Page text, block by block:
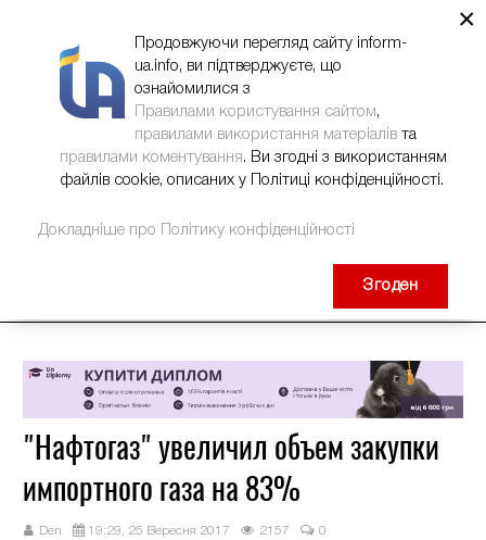
"Нафтогаз" увеличил объем закупки
импортного газа на 83%
Den 19:29, 25 Вересня 2017 2157 0
×
Продовжуючи перегляд сайту inform-
ua.info, ви підтверджуєте, що
ознайомилися з
Правилами користування сайтом,
правилами використання матеріалів та
правилами коментування. Ви згодні з використанням
файлів cookie, описаних у Політиці конфіденційності.
Докладніше про Політику конфіденційності
Згоден